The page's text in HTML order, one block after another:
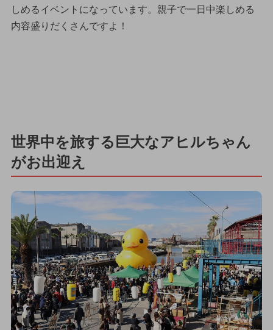
しめるイベントになっています。親子で一日中楽しめる
内容盛りだくさんですよ！
世界中を旅する巨大なアヒルちゃん
がお出迎え